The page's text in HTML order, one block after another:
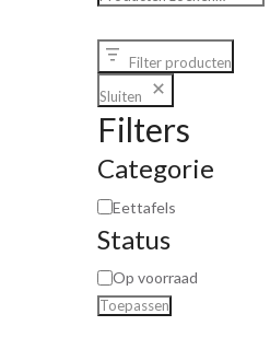
Filter producten
Sluiten
Filters
Categorie
Eettafels
Status
Op voorraad
Toepassen